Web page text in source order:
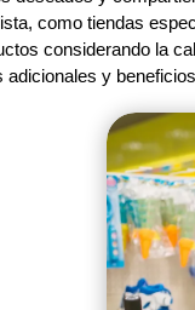
como tiendas
considerando la
adicionales y